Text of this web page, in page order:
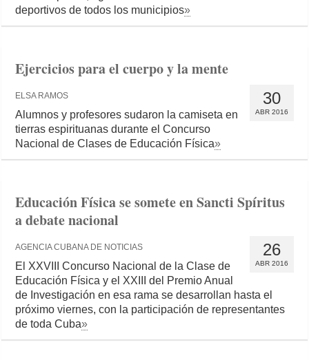
deportivos de todos los municipios»
Ejercicios para el cuerpo y la mente
30
ABR 2016
ELSA RAMOS
Alumnos y profesores sudaron la camiseta en
tierras espirituanas durante el Concurso
Nacional de Clases de Educación Física»
Educación Física se somete en Sancti Spíritus
a debate nacional
26
ABR 2016
AGENCIA CUBANA DE NOTICIAS
El XXVIII Concurso Nacional de la Clase de
Educación Física y el XXIII del Premio Anual
de Investigación en esa rama se desarrollan hasta el
próximo viernes, con la participación de representantes
de toda Cuba»